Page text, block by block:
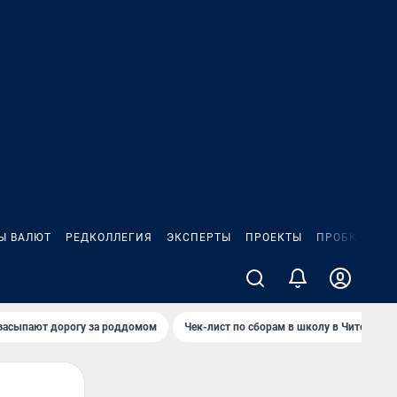
ВАЛЮТ РЕДКОЛЛЕГИЯ ЭКСПЕРТЫ ПРОЕКТЫ ПРОБКИ
дорогу за роддомом Чек-лист по сборам в школу в Чите